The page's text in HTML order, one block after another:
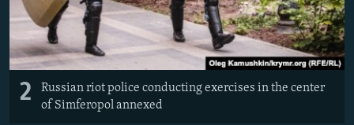
2
Russian riot police conducting exercises in the center
of Simferopol annexed